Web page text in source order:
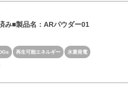
み■製品名：ARパウダー01
再生可能エネルギー 水素発電